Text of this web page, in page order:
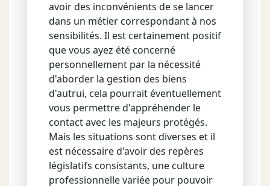
avoir des inconvénients de se lancer
dans un métier correspondant à nos
sensibilités. Il est certainement positif
que vous ayez été concerné
personnellement par la nécessité
d'aborder la gestion des biens
d'autrui, cela pourrait éventuellement
vous permettre d'appréhender le
contact avec les majeurs protégés.
Mais les situations sont diverses et il
est nécessaire d'avoir des repères
législatifs consistants, une culture
professionnelle variée pour pouvoir